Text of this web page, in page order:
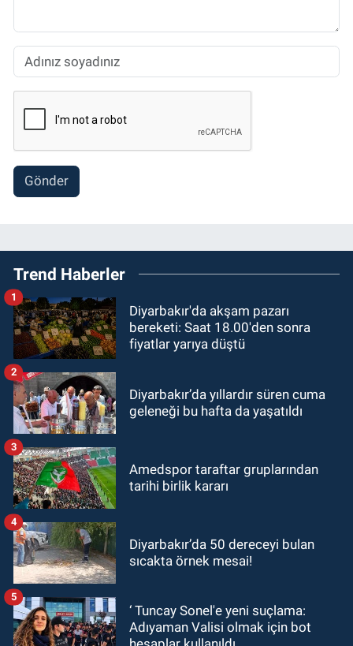
Gönder
Trend Haberler
Diyarbakır'da akşam pazarı
bereketi: Saat 18.00'den sonra
fiyatlar yarıya düştü
1
Diyarbakır’da yıllardır süren cuma
geleneği bu hafta da yaşatıldı
2
Amedspor taraftar gruplarından
tarihi birlik kararı
3
Diyarbakır’da 50 dereceyi bulan
sıcakta örnek mesai!
4
‘ Tuncay Sonel'e yeni suçlama:
Adıyaman Valisi olmak için bot
5